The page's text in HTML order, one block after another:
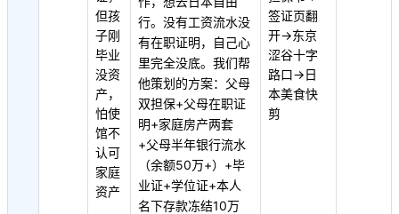
但孩
子刚
毕业
没资
产，
怕使
馆不
认可
家庭
资产
行。没有工资流水没
有在职证明，自己心
里完全没底。我们帮
他策划的方案：父母
双担保+父母在职证
明+家庭房产两套
+父母半年银行流水
（余额50万+）+毕
业证+学位证+本人
名下存款冻结10万
签证页翻
开→东京
涩谷十字
路口→日
本美食快
剪